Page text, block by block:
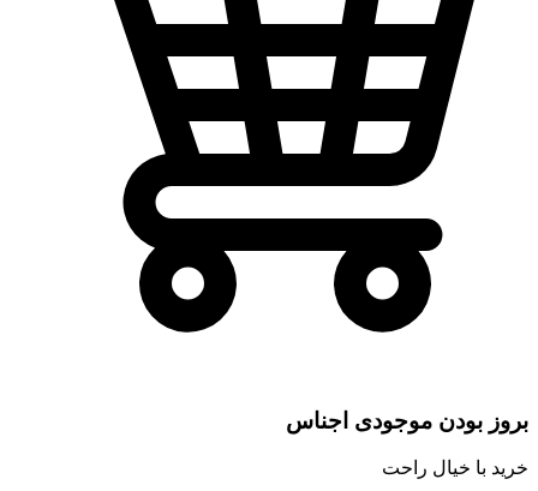
بروز بودن موجودی اجناس
خرید با خیال راحت